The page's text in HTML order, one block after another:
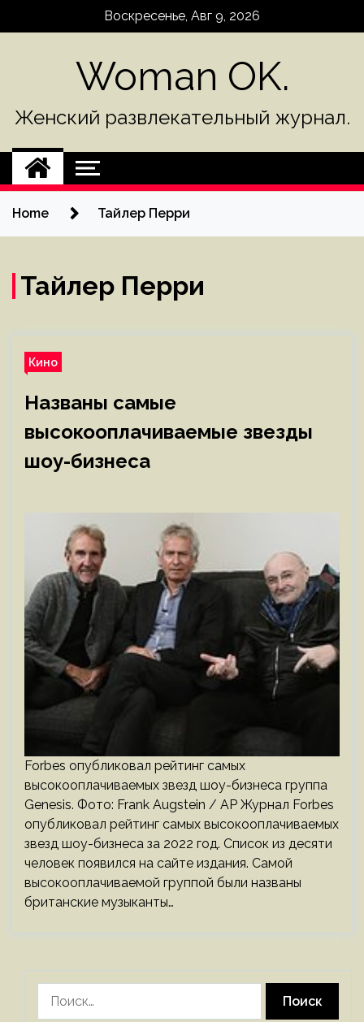
Воскресенье, Авг 9, 2026
Woman OK.
Женский развлекательный журнал.
Home Тайлер Перри
Тайлер Перри
Кино
Названы самые
высокооплачиваемые звезды
шоу-бизнеса
Forbes опубликовал рейтинг самых
высокооплачиваемых звезд шоу-бизнеса группа
Genesis. Фото: Frank Augstein / AP Журнал Forbes
опубликовал рейтинг самых высокооплачиваемых
звезд шоу-бизнеса за 2022 год. Список из десяти
человек появился на сайте издания. Самой
высокооплачиваемой группой были названы
британские музыканты…